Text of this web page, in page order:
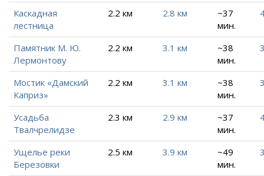
Каскадная
лестница
2.2 км 2.8 км
~37
мин.
Памятник М. Ю.
Лермонтову
2.2 км 3.1 км
~38
мин.
Мостик «Дамский
Каприз»
2.2 км 3.1 км
~38
мин.
Усадьба
Твалчрелидзе
2.3 км 2.9 км
~37
мин.
Ущелье реки
Березовки
2.5 км 3.9 км
~49
мин.